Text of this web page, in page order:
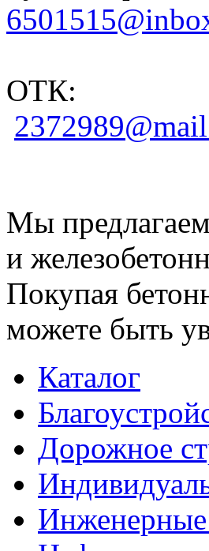
ОТК:
Мы
и
Покупая
можете быть
Каталог
Дорожное